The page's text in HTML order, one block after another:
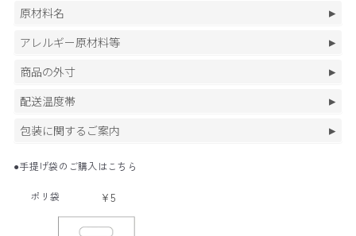
原材料名
アレルギー原材料等
商品の外寸
配送温度帯
包装に関するご案内
●手提げ袋のご購入はこちら
ポリ袋 ¥5